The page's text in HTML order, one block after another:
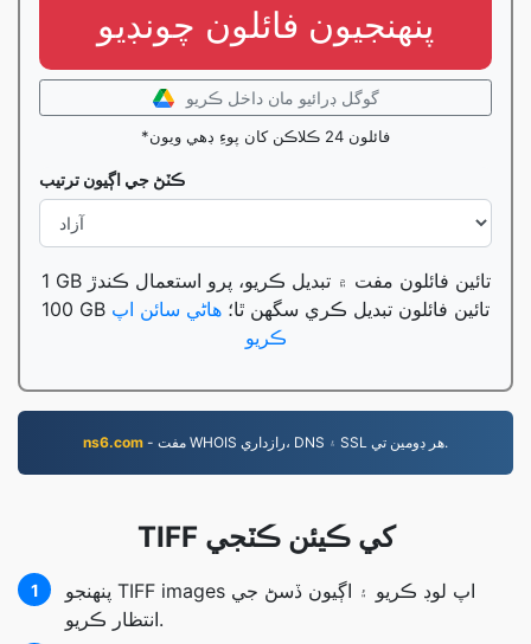
پنھنجيون فائلون چونڊيو
گوگل ڊرائيو مان داخل ڪريو
*فائلون 24 ڪلاڪن کان پوءِ ڊهي ويون
ڪٽڻ جي اڳيون ترتيب
1 GB تائين فائلون مفت ۾ تبديل ڪريو، پرو استعمال ڪندڙ
100 GB تائين فائلون تبديل ڪري سگهن ٿا؛ هاڻي سائن اپ
ڪريو
ns6.com - مفت WHOIS رازداري، DNS ۽ SSL هر ڊومين تي.
TIFF کي ڪيئن ڪٽجي
1
پنھنجو TIFF images اپ لوڊ ڪريو ۽ اڳيون ڏسڻ جي
انتظار ڪريو.